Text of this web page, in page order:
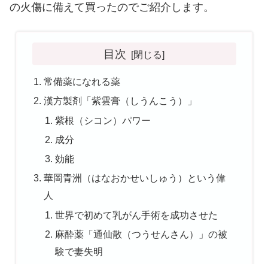
の火傷に備えて買ったのでご紹介します。
目次
常備薬になれる薬
漢方製剤「紫雲膏（しうんこう）」
紫根（シコン）パワー
成分
効能
華岡青洲（はなおかせいしゅう）という偉
人
世界で初めて乳がん手術を成功させた
麻酔薬「通仙散（つうせんさん）」の被
験で妻失明